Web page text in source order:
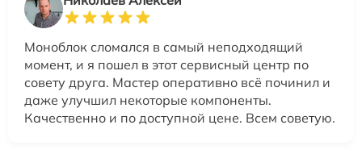
Моноблок сломался в самый неподходящий
момент, и я пошел в этот сервисный центр по
совету друга. Мастер оперативно всё починил и
даже улучшил некоторые компоненты.
Качественно и по доступной цене. Всем советую.